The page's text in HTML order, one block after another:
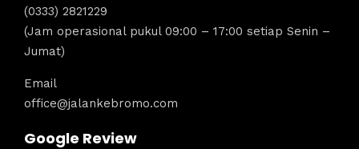
(0333) 2821229
(Jam operasional pukul 09:00 – 17:00 setiap Senin –
Jumat)
Email
office@jalankebromo.com
Google Review